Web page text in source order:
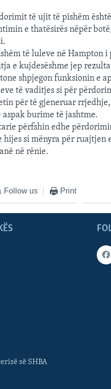
të ujit të pishëm
e thatësirës nëpër
të luleve në Hampton
e kujdesëshme jep
shpjegon funksionin e
të vaditjes si për
për të gjeneruar
aspak burime të jashtme.
përfshin edhe
si mënyra për ruajtjen
në rënie.
Follow us Print
së SHBA